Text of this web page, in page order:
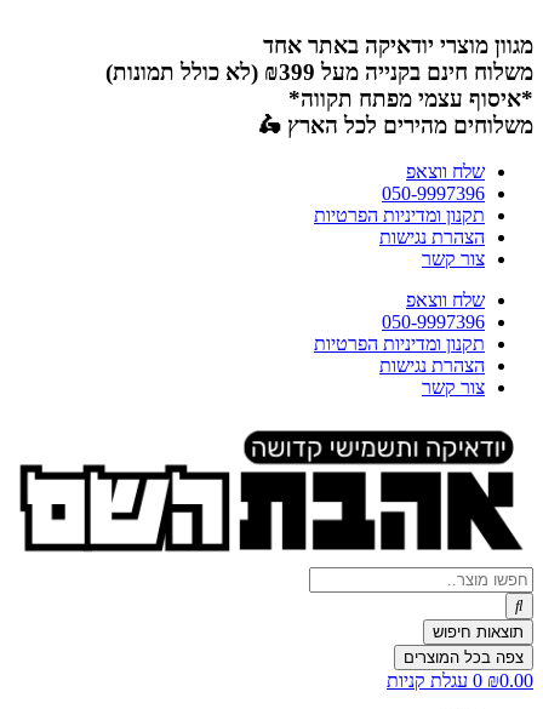
לתוכן
מגוון מוצרי יודאיקה באתר אחד
משלוח חינם בקנייה מעל ₪399 (לא כולל תמונות)
*איסוף עצמי מפתח תקווה*
משלוחים מהירים לכל הארץ 🛵
שלח ווצאפ
050-9997396
תקנון ומדיניות הפרטיות
הצהרת נגישות
צור קשר
שלח ווצאפ
050-9997396
תקנון ומדיניות הפרטיות
הצהרת נגישות
צור קשר
Search
...
תוצאות חיפוש
צפה בכל המוצרים
₪0.00
0 עגלת קניות